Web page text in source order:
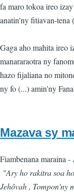
fa maro tokoa ireo
anatin'ny fitiavan-tena
Gaga aho mahita ireo
manararaotra ny
hazo fijaliana no
ny fo (...) amin'ny
Mazava sy
Fiambenana maraina -
"Ary ho rakitra soa
Jehôvah , Tompon'ny